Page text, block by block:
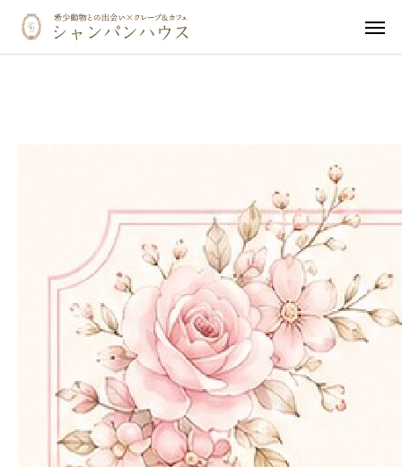
ご予約確認・キャンセル
カフェメニュー
ペット同伴の方へ
イベント・オフ会
動物ギャラリー
メディア掲載